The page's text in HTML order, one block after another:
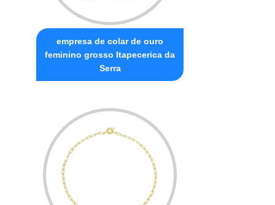
empresa de colar de ouro
feminino grosso Itapecerica da
Serra